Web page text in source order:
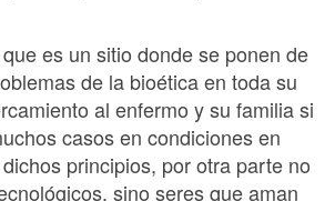
es un sitio donde se ponen de
de la bioética en toda su
al enfermo y su familia si
casos en condiciones en
principios, por otra parte no
sino seres que aman